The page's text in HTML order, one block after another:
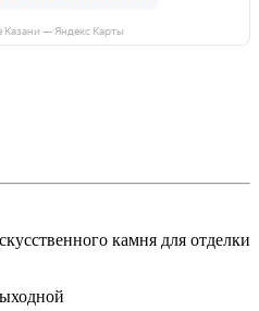
Казани — Яндекс Карты
камня для отделки